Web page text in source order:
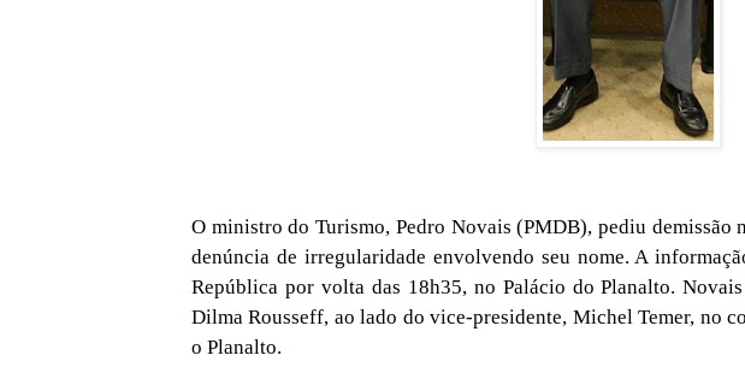
O ministro do Turismo, Pedro Novais (PMDB), pediu demissão
denúncia de irregularidade envolvendo seu nome. A
República por volta das 18h35, no Palácio do Planalto.
Dilma Rousseff, ao lado do vice-presidente, Michel Temer, no
o Planalto.